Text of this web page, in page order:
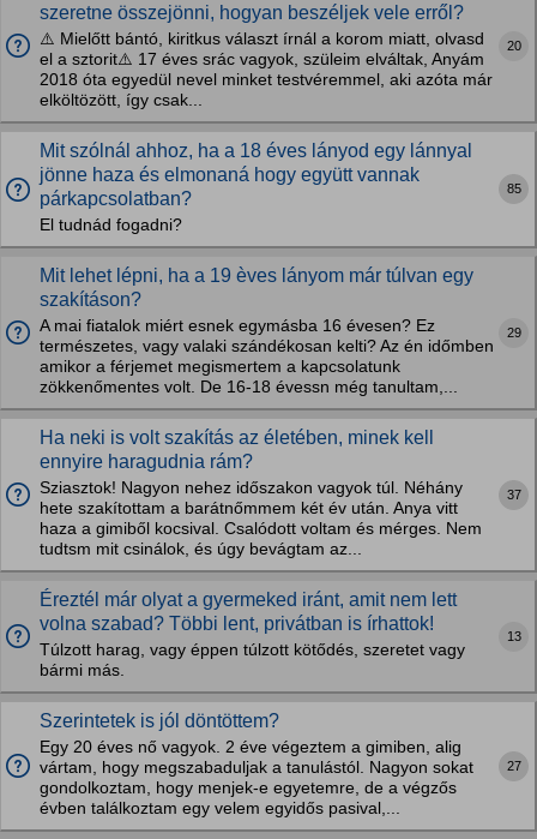
szeretne összejönni, hogyan beszéljek vele erről?
⚠️ Mielőtt bántó, kiritkus választ írnál a korom miatt, olvasd
el a sztorit⚠️ 17 éves srác vagyok, szüleim elváltak, Anyám
2018 óta egyedül nevel minket testvéremmel, aki azóta már
elköltözött, így csak...
20
Mit szólnál ahhoz, ha a 18 éves lányod egy lánnyal
jönne haza és elmonaná hogy együtt vannak
párkapcsolatban?
El tudnád fogadni?
85
Mit lehet lépni, ha a 19 èves lányom már túlvan egy
szakításon?
A mai fiatalok miért esnek egymásba 16 évesen? Ez
természetes, vagy valaki szándékosan kelti? Az én időmben
amikor a férjemet megismertem a kapcsolatunk
zökkenőmentes volt. De 16-18 évessn még tanultam,...
29
Ha neki is volt szakítás az életében, minek kell
ennyire haragudnia rám?
Sziasztok! Nagyon nehez időszakon vagyok túl. Néhány
hete szakítottam a barátnőmmem két év után. Anya vitt
haza a gimiből kocsival. Csalódott voltam és mérges. Nem
tudtsm mit csinálok, és úgy bevágtam az...
37
Éreztél már olyat a gyermeked iránt, amit nem lett
volna szabad? Többi lent, privátban is írhattok!
Túlzott harag, vagy éppen túlzott kötődés, szeretet vagy
bármi más.
13
Szerintetek is jól döntöttem?
Egy 20 éves nő vagyok. 2 éve végeztem a gimiben, alig
vártam, hogy megszabaduljak a tanulástól. Nagyon sokat
gondolkoztam, hogy menjek-e egyetemre, de a végzős
évben találkoztam egy velem egyidős pasival,...
27